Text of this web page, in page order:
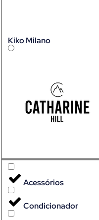
Kiko Milano
Acessórios
Condicionador